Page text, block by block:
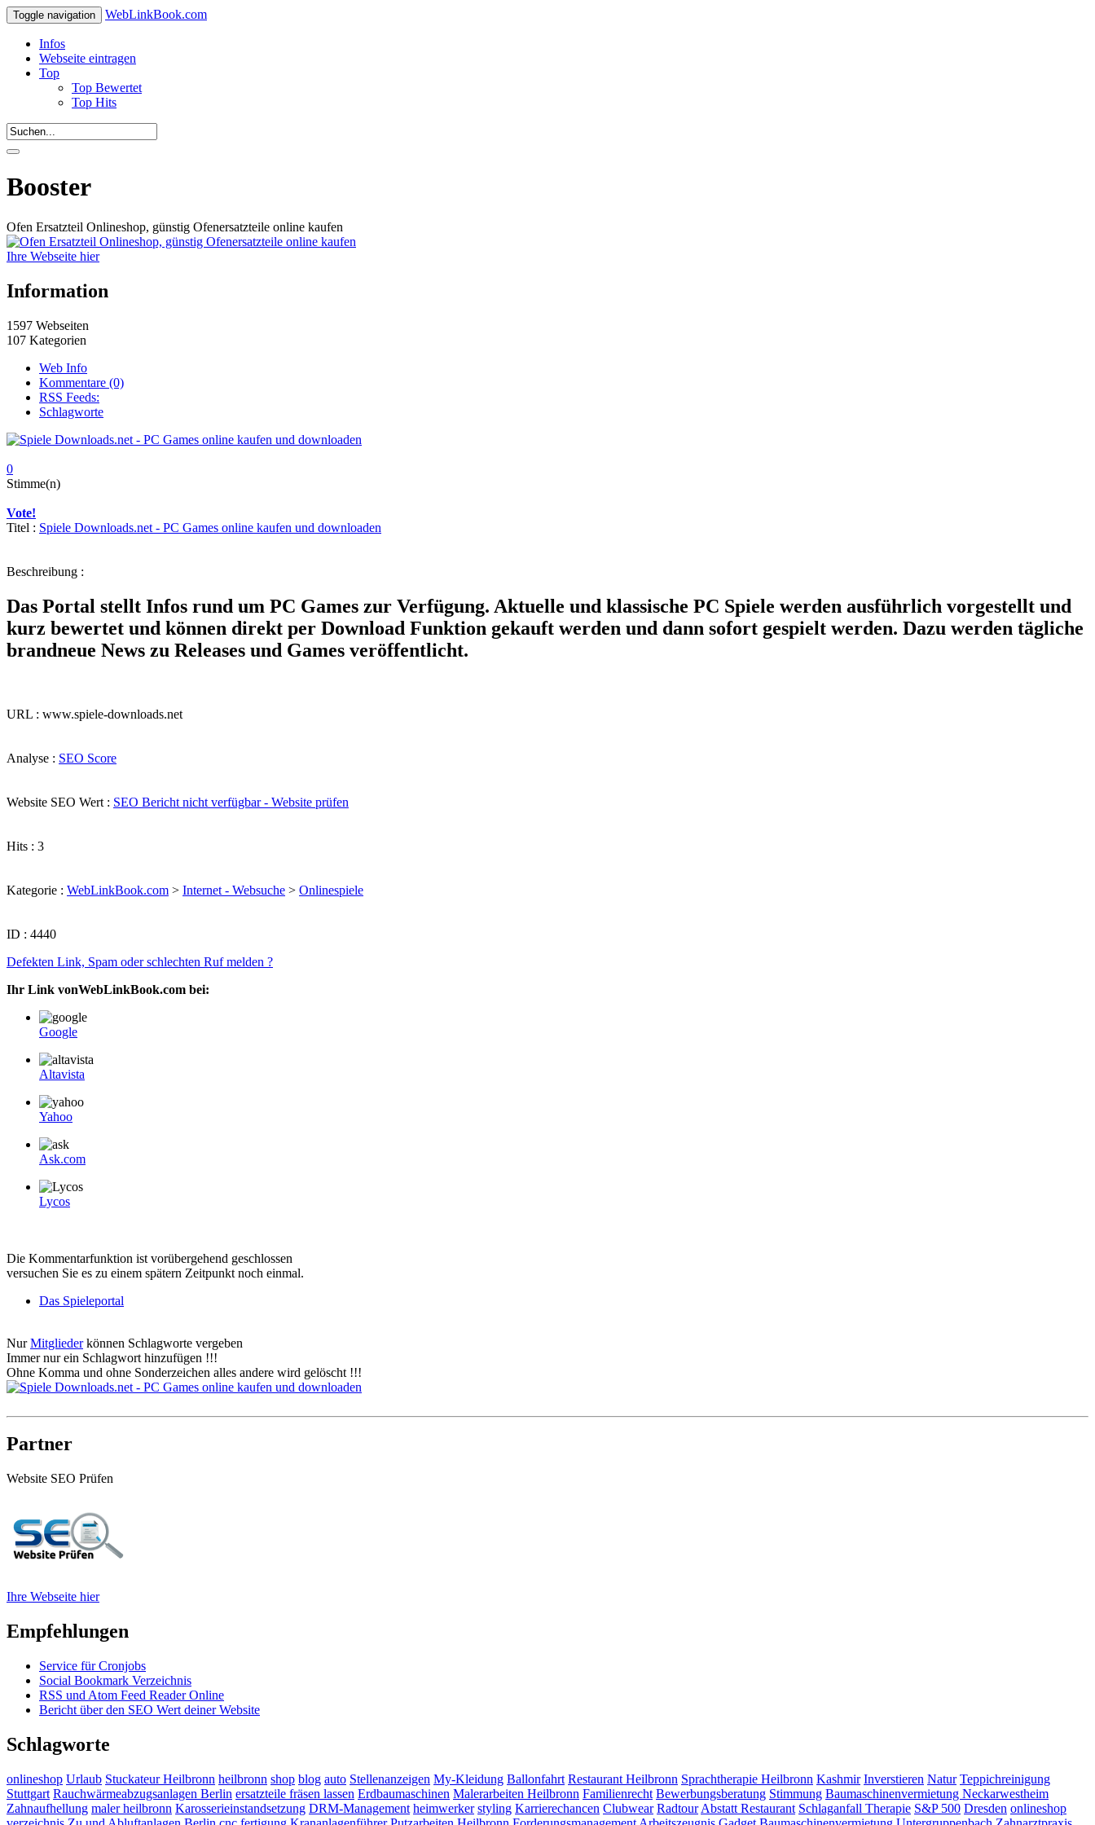
Toggle navigation WebLinkBook.com
Infos
Webseite eintragen
Top
Top Bewertet
Top Hits
Booster
Ofen Ersatzteil Onlineshop, günstig Ofenersatzteile online kaufen
Ihre Webseite hier
Information
1597 Webseiten
107 Kategorien
Web Info
Kommentare (0)
RSS Feeds:
Schlagworte
0
Stimme(n)
Vote!
Titel : Spiele Downloads.net - PC Games online kaufen und downloaden
Beschreibung :
Das Portal stellt Infos rund um PC Games zur Verfügung. Aktuelle und klassische PC Spiele werden ausführlich vorgestellt und
kurz bewertet und können direkt per Download Funktion gekauft werden und dann sofort gespielt werden. Dazu werden tägliche
brandneue News zu Releases und Games veröffentlicht.
URL : www.spiele-downloads.net
Analyse : SEO Score
Website SEO Wert : SEO Bericht nicht verfügbar - Website prüfen
Hits : 3
Kategorie : WebLinkBook.com > Internet - Websuche > Onlinespiele
ID : 4440
Defekten Link, Spam oder schlechten Ruf melden ?
Ihr Link vonWebLinkBook.com bei:
Google
Altavista
Yahoo
Ask.com
Lycos
Die Kommentarfunktion ist vorübergehend geschlossen
versuchen Sie es zu einem spätern Zeitpunkt noch einmal.
Das Spieleportal
NurMitgliederkönnen Schlagworte vergeben
Immer nur ein Schlagwort hinzufügen !!!
Ohne Komma und ohne Sonderzeichen alles andere wird gelöscht !!!
Partner
Website SEO Prüfen
Ihre Webseite hier
Empfehlungen
Service für Cronjobs
Social Bookmark Verzeichnis
RSS und Atom Feed Reader Online
Bericht über den SEO Wert deiner Website
Schlagworte
onlineshop Urlaub Stuckateur Heilbronn heilbronn shop blog auto Stellenanzeigen My-Kleidung Ballonfahrt Restaurant Heilbronn Sprachtherapie Heilbronn Kashmir Inverstieren Natur Teppichreinigung
Stuttgart Rauchwärmeabzugsanlagen Berlin ersatzteile fräsen lassen Erdbaumaschinen Malerarbeiten Heilbronn Familienrecht Bewerbungsberatung Stimmung Baumaschinenvermietung Neckarwestheim
Zahnaufhellung maler heilbronn Karosserieinstandsetzung DRM-Management heimwerker styling Karrierechancen Clubwear Radtour Abstatt Restaurant Schlaganfall Therapie S&P 500 Dresden onlineshop